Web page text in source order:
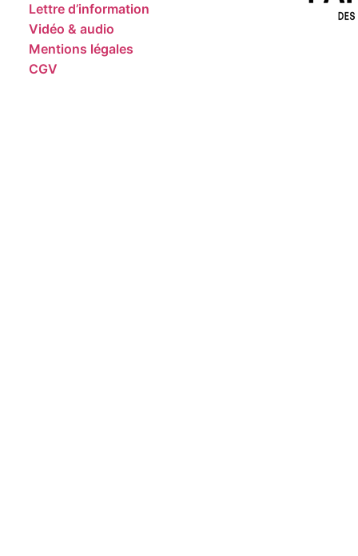
Lettre d’information
Vidéo & audio
Mentions légales
CGV